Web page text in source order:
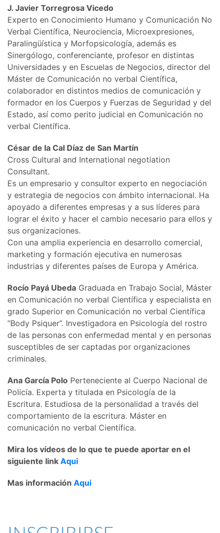
J. Javier Torregrosa Vicedo
Experto en Conocimiento Humano y Comunicación No
Verbal Científica, Neurociencia, Microexpresiones,
Paralingüística y Morfopsicología, además es
Sinergólogo, conferenciante, profesor en distintas
Universidades y en Escuelas de Negocios, director del
Máster de Comunicación no verbal Científica,
colaborador en distintos medios de comunicación y
formador en los Cuerpos y Fuerzas de Seguridad y del
Estado, así como perito judicial en Comunicación no
verbal Científica.
César de la Cal Díaz de San Martín
Cross Cultural and International negotiation
Consultant.
Es un empresario y consultor experto en negociación
y estrategia de negocios con ámbito internacional. Ha
apoyado a diferentes empresas y a sus líderes para
lograr el éxito y hacer el cambio necesario para ellos y
sus organizaciones.
Con una amplia experiencia en desarrollo comercial,
marketing y formación ejecutiva en numerosas
industrias y diferentes países de Europa y América.
Rocío Payá Ubeda Graduada en Trabajo Social, Máster
en Comunicación no verbal Científica y especialista en
grado Superior en Comunicación no verbal Científica
“Body Psiquer”. Investigadora en Psicología del rostro
de las personas con enfermedad mental y en personas
susceptibles de ser captadas por organizaciones
criminales.
Ana García Polo Perteneciente al Cuerpo Nacional de
Policía. Experta y titulada en Psicología de la
Escritura. Estudiosa de la personalidad a través del
comportamiento de la escritura. Máster en
comunicación no verbal Científica.
Mira los vídeos de lo que te puede aportar en el
siguiente link Aqui
Mas información Aqui